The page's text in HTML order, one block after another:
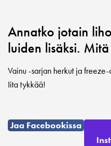
Annatko jotain
luiden lisäksi.
Vainu -sarjan herkut ja
Iita tykkää!
Jaa Facebookissa